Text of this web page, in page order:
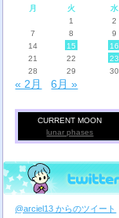
月
火 水
1
2
7
8 9
14
15 16
21
22 23
28
29 30
« 2月 6月 »
CURRENT MOON
lunar phases
@arciel13 からのツイート